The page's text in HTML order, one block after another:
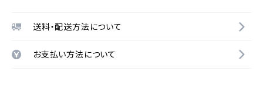
送料・配送方法について
お支払い方法について